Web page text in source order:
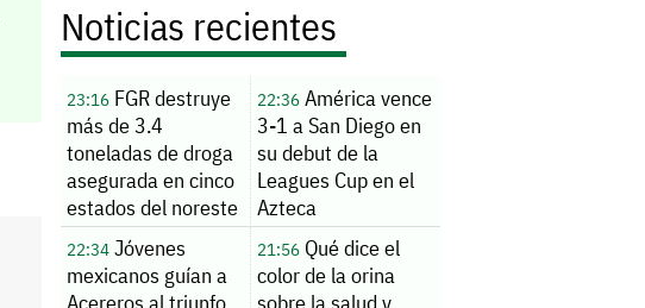
Noticias recientes
23:16 FGR destruye
más de 3.4
toneladas de droga
asegurada en cinco
estados del noreste
22:36América vence
3-1 a San Diego en
su debut de la
Leagues Cup en el
Azteca
22:34 Jóvenes
mexicanos guían a
21:56Qué dice el
color de la orina